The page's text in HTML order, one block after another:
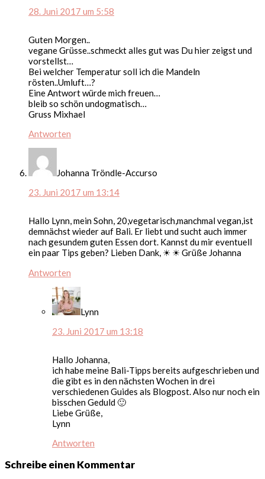
28. Juni 2017 um 5:58
Guten Morgen..
vegane Grüsse..schmeckt alles gut was Du hier zeigst und
vorstellst…
Bei welcher Temperatur soll ich die Mandeln
rösten..Umluft…?
Eine Antwort würde mich freuen…
bleib so schön undogmatisch…
Gruss Mixhael
Antworten
Johanna Tröndle-Accurso
23. Juni 2017 um 13:14
Hallo Lynn, mein Sohn, 20,vegetarisch,manchmal vegan,ist
demnächst wieder auf Bali. Er liebt und sucht auch immer
nach gesundem guten Essen dort. Kannst du mir eventuell
ein paar Tips geben? Lieben Dank, ☀ ☀ Grüße Johanna
Antworten
Lynn
23. Juni 2017 um 13:18
Hallo Johanna,
ich habe meine Bali-Tipps bereits aufgeschrieben und
die gibt es in den nächsten Wochen in drei
verschiedenen Guides als Blogpost. Also nur noch ein
bisschen Geduld 🙂
Liebe Grüße,
Lynn
Antworten
Schreibe einen Kommentar